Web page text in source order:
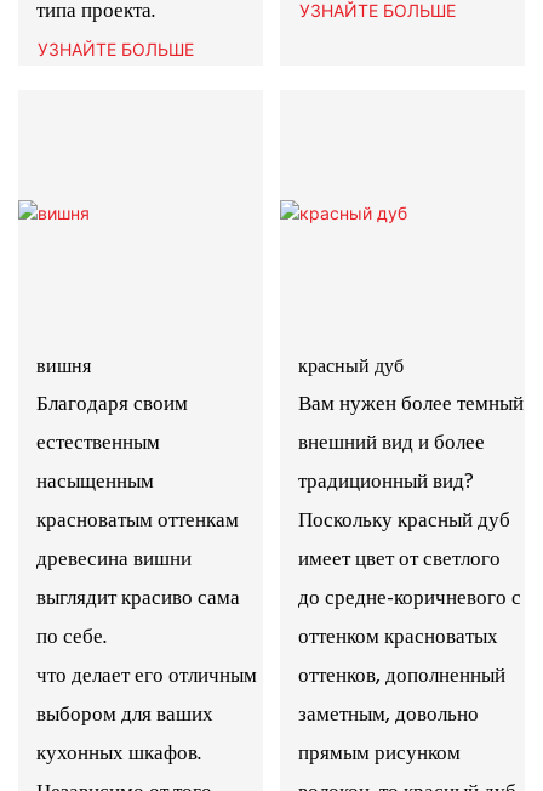
типа проекта.
УЗНАЙТЕ БОЛЬШЕ
УЗНАЙТЕ БОЛЬШЕ
вишня
Благодаря своим
естественным
насыщенным
красноватым оттенкам
древесина вишни
выглядит красиво сама
по себе.
что делает его отличным
выбором для ваших
кухонных шкафов.
красный дуб
Вам нужен более темный
внешний вид и более
традиционный вид?
Поскольку красный дуб
имеет цвет от светлого
до средне-коричневого с
оттенком красноватых
оттенков, дополненный
заметным, довольно
прямым рисунком